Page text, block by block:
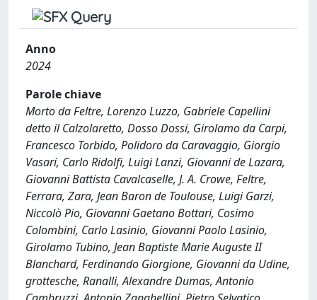
Anno
2024
Parole chiave
Morto da Feltre, Lorenzo Luzzo, Gabriele Capellini
detto il Calzolaretto, Dosso Dossi, Girolamo da Carpi,
Francesco Torbido, Polidoro da Caravaggio, Giorgio
Vasari, Carlo Ridolfi, Luigi Lanzi, Giovanni de Lazara,
Giovanni Battista Cavalcaselle, J. A. Crowe, Feltre,
Ferrara, Zara, Jean Baron de Toulouse, Luigi Garzi,
Niccolò Pio, Giovanni Gaetano Bottari, Cosimo
Colombini, Carlo Lasinio, Giovanni Paolo Lasinio,
Girolamo Tubino, Jean Baptiste Marie Auguste II
Blanchard, Ferdinando Giorgione, Giovanni da Udine,
grottesche, Ranalli, Alexandre Dumas, Antonio